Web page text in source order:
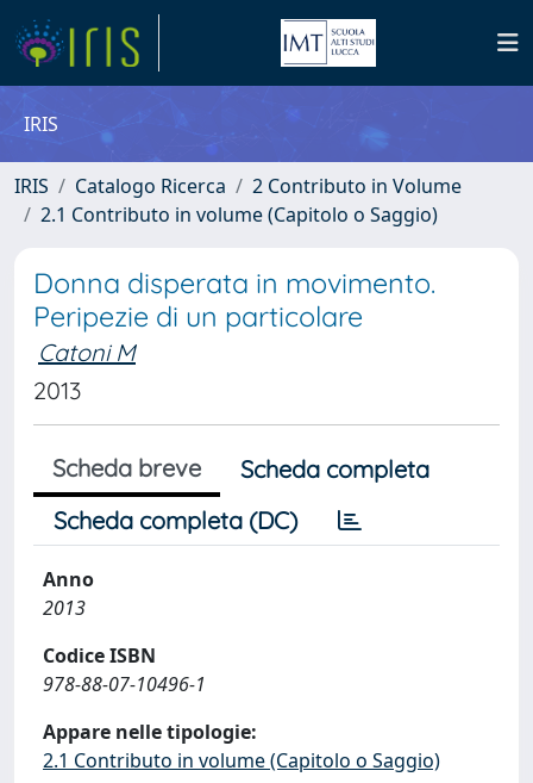
IRIS
IRIS Catalogo Ricerca
2 Contributo in Volume
2.1 Contributo in volume (Capitolo o Saggio)
Donna disperata in movimento.
Peripezie di un particolare
Catoni M
2013
Scheda breve
Scheda completa
Scheda completa (DC)
Anno
2013
Codice ISBN
978-88-07-10496-1
Appare nelle tipologie:
2.1 Contributo in volume (Capitolo o Saggio)